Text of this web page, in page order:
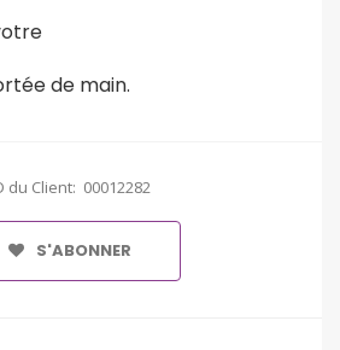
de main.
du Client: 00012282
S'ABONNER